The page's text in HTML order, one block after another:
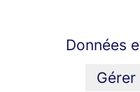
Données